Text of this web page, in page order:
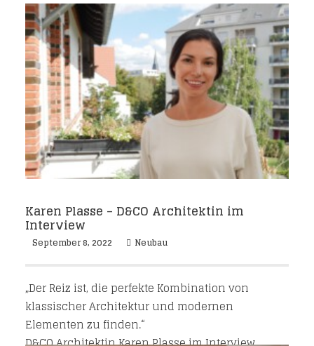
Karen Plasse – D&CO Architektin im
Interview
September 8, 2022 Neubau
„Der Reiz ist, die perfekte Kombination von
klassischer Architektur und modernen
Elementen zu finden.“